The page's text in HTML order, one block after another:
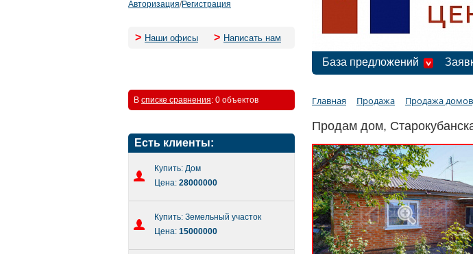
Авторизация/Регистрация
> Наши офисы > Написать нам
База предложений
В списке сравнения: 0 объектов
Есть клиенты:
Купить: Дом
Цена: 28000000
Купить: Земельный участок
Цена: 15000000
Главная Продажа Продажа
Продам дом,